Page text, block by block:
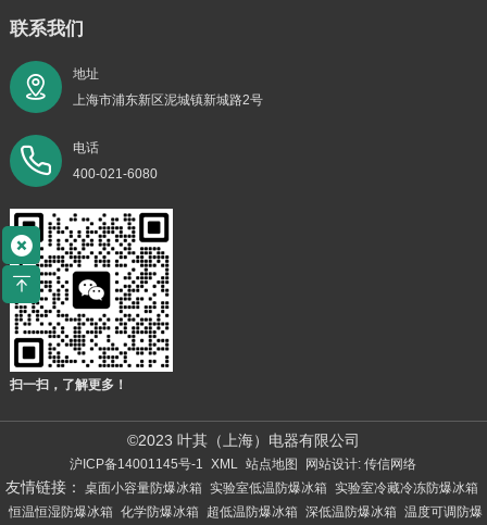
联系我们
地址
上海市浦东新区泥城镇新城路2号
电话
400-021-6080
扫一扫，了解更多！
©2023 叶其（上海）电器有限公司
沪ICP备14001145号-1 XML 站点地图 网站设计: 传信网络
友情链接： 桌面小容量防爆冰箱 实验室低温防爆冰箱 实验室冷藏冷冻防爆冰箱
恒温恒湿防爆冰箱 化学防爆冰箱 超低温防爆冰箱 深低温防爆冰箱 温度可调防爆